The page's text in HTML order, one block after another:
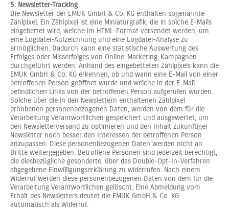
5. Newsletter-Tracking
Die Newsletter der EMUK GmbH & Co. KG enthalten sogenannte
Zählpixel. Ein Zählpixel ist eine Miniaturgrafik, die in solche E-Mails
eingebettet wird, welche im HTML-Format versendet werden, um
eine Logdatei-Aufzeichnung und eine Logdatei-Analyse zu
ermöglichen. Dadurch kann eine statistische Auswertung des
Erfolges oder Misserfolges von Online-Marketing-Kampagnen
durchgeführt werden. Anhand des eingebetteten Zählpixels kann die
EMUK GmbH & Co. KG erkennen, ob und wann eine E-Mail von einer
betroffenen Person geöffnet wurde und welche in der E-Mail
befindlichen Links von der betroffenen Person aufgerufen wurden.
Solche über die in den Newslettern enthaltenen Zählpixel
erhobenen personenbezogenen Daten, werden von dem für die
Verarbeitung Verantwortlichen gespeichert und ausgewertet, um
den Newsletterversand zu optimieren und den Inhalt zukünftiger
Newsletter noch besser den Interessen der betroffenen Person
anzupassen. Diese personenbezogenen Daten werden nicht an
Dritte weitergegeben. Betroffene Personen sind jederzeit berechtigt,
die diesbezügliche gesonderte, über das Double-Opt-In-Verfahren
abgegebene Einwilligungserklärung zu widerrufen. Nach einem
Widerruf werden diese personenbezogenen Daten von dem für die
Verarbeitung Verantwortlichen gelöscht. Eine Abmeldung vom
Erhalt des Newsletters deutet die EMUK GmbH & Co. KG
automatisch als Widerruf.